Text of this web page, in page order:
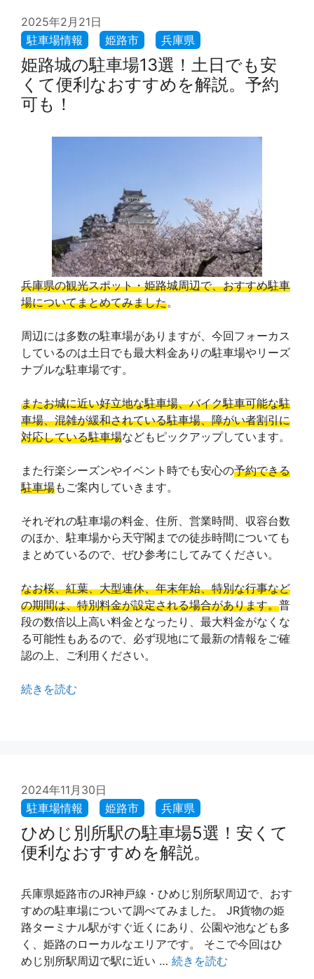
2025年2月21日
姫路城の駐車場13選！土日でも安
くて便利なおすすめを解説。予約
可も！
兵庫県の観光スポット・姫路城周辺で、おすすめ駐車
場についてまとめてみました。
周辺には多数の駐車場がありますが、今回フォーカス
しているのは土日でも最大料金ありの駐車場やリーズ
ナブルな駐車場です。
またお城に近い好立地な駐車場、バイク駐車可能な駐
車場、混雑が緩和されている駐車場、障がい者割引に
対応している駐車場などもピックアップしています。
また行楽シーズンやイベント時でも安心の予約できる
駐車場もご案内していきます。
それぞれの駐車場の料金、住所、営業時間、収容台数
のほか、駐車場から天守閣までの徒歩時間についても
まとめているので、ぜひ参考にしてみてください。
なお桜、紅葉、大型連休、年末年始、特別な行事など
の期間は、特別料金が設定される場合があります。普
段の数倍以上高い料金となったり、最大料金がなくな
る可能性もあるので、必ず現地にて最新の情報をご確
認の上、ご利用ください。
続きを読む
2024年11月30日
ひめじ別所駅の駐車場5選！安くて
便利なおすすめを解説。
兵庫県姫路市のJR神戸線・ひめじ別所駅周辺で、おす
すめの駐車場について調べてみました。 JR貨物の姫
路ターミナル駅がすぐ近くにあり、公園や池なども多
く、姫路のローカルなエリアです。 そこで今回はひ
めじ別所駅周辺で駅に近い … 続きを読む